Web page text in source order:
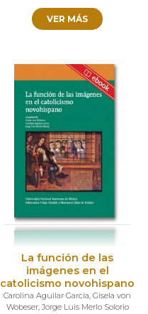
VER MÁS
La función de las
imágenes en el
catolicismo novohispano
Carolina Aguilar García, Gisela von
Wobeser,Jorge Luis Merlo Solorio